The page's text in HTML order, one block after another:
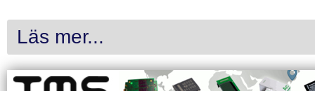
Läs mer...